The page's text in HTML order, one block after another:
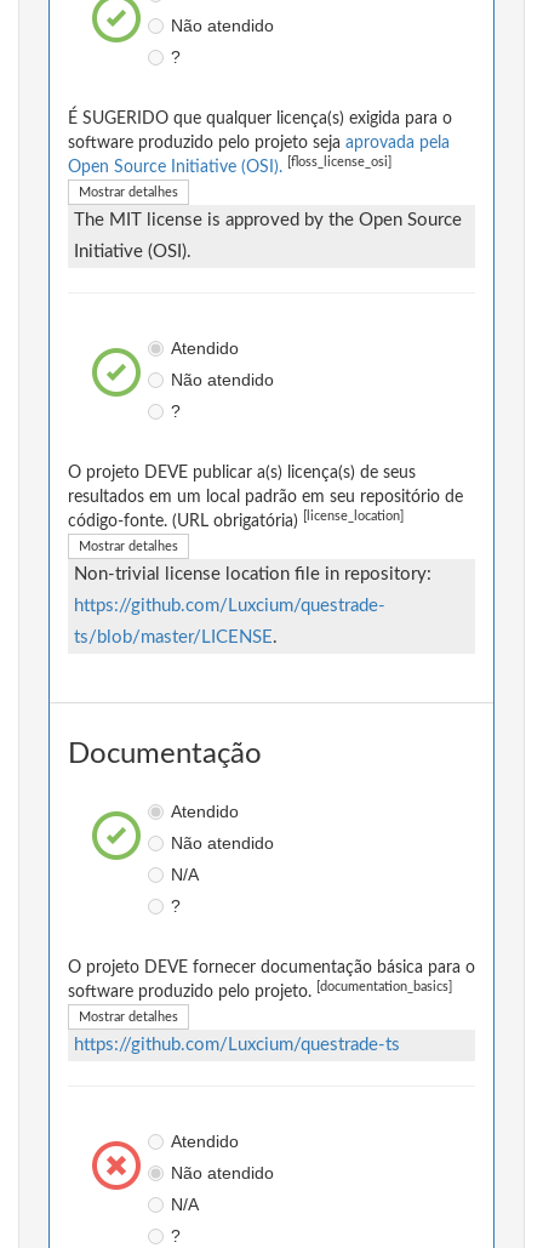
Não atendido
?
É SUGERIDO que qualquer licença(s) exigida para o
software produzido pelo projeto seja aprovada pela
Open Source Initiative (OSI).
[floss_license_osi]
Mostrar detalhes
The MIT license is approved by the Open Source
Initiative (OSI).
Atendido
Não atendido
?
O projeto DEVE publicar a(s) licença(s) de seus
resultados em um local padrão em seu repositório de
código-fonte. (URL obrigatória)
[license_location]
Mostrar detalhes
Non-trivial license location file in repository:
https://github.com/Luxcium/questrade-
ts/blob/master/LICENSE.
Documentação
Atendido
Não atendido
N/A
?
O projeto DEVE fornecer documentação básica para o
software produzido pelo projeto.
[documentation_basics]
Mostrar detalhes
https://github.com/Luxcium/questrade-ts
Atendido
Não atendido
N/A
?